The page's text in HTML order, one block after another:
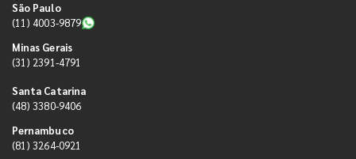
São Paulo
(11) 4003-9879
Minas Gerais
(31) 2391-4791
Santa Catarina
(48) 3380-9406
Pernambuco
(81) 3264-0921